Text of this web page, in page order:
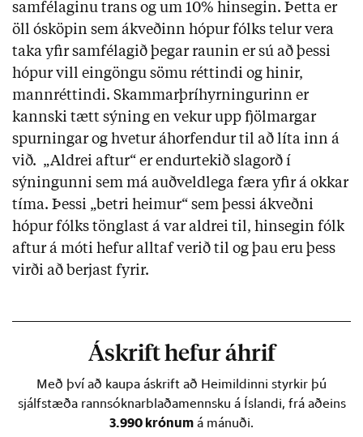
samfélaginu trans og um 10% hinsegin. Þetta er
öll ósköpin sem ákveðinn hópur fólks telur vera
taka yfir samfélagið þegar raunin er sú að þessi
hópur vill eingöngu sömu réttindi og hinir,
mannréttindi. Skammarþríhyrningurinn er
kannski tætt sýning en vekur upp fjölmargar
spurningar og hvetur áhorfendur til að líta inn á
við. „Aldrei aftur“ er endurtekið slagorð í
sýningunni sem má auðveldlega færa yfir á okkar
tíma. Þessi „betri heimur“ sem þessi ákveðni
hópur fólks tönglast á var aldrei til, hinsegin fólk
aftur á móti hefur alltaf verið til og þau eru þess
virði að berjast fyrir.
Áskrift hefur áhrif
Með því að kaupa áskrift að Heimildinni styrkir þú
sjálfstæða rannsóknarblaðamennsku á Íslandi, frá aðeins
3.990 krónum á mánuði.